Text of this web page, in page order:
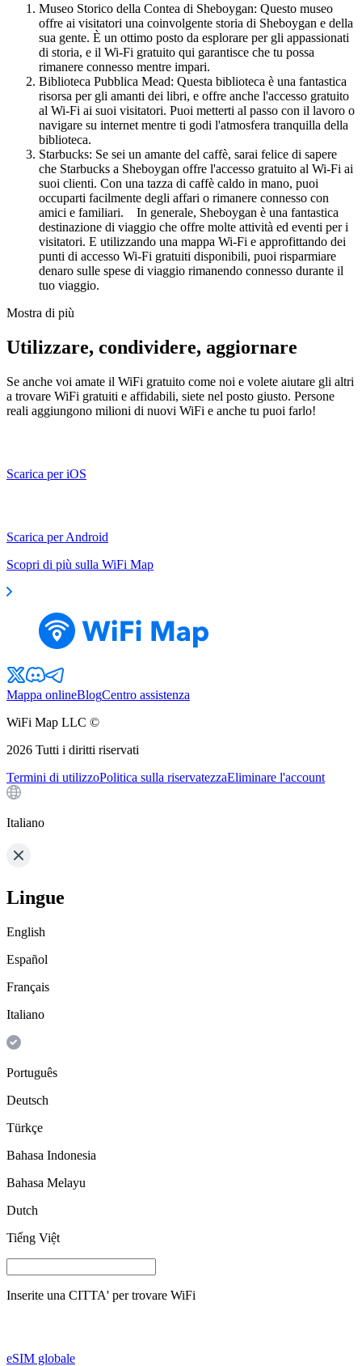
Museo Storico della Contea di Sheboygan: Questo museo
offre ai visitatori una coinvolgente storia di Sheboygan e della
sua gente. È un ottimo posto da esplorare per gli appassionati
di storia, e il Wi-Fi gratuito qui garantisce che tu possa
rimanere connesso mentre impari.
Biblioteca Pubblica Mead: Questa biblioteca è una fantastica
risorsa per gli amanti dei libri, e offre anche l'accesso gratuito
al Wi-Fi ai suoi visitatori. Puoi metterti al passo con il lavoro o
navigare su internet mentre ti godi l'atmosfera tranquilla della
biblioteca.
Starbucks: Se sei un amante del caffè, sarai felice di sapere
che Starbucks a Sheboygan offre l'accesso gratuito al Wi-Fi ai
suoi clienti. Con una tazza di caffè caldo in mano, puoi
occuparti facilmente degli affari o rimanere connesso con
amici e familiari. In generale, Sheboygan è una fantastica
destinazione di viaggio che offre molte attività ed eventi per i
visitatori. E utilizzando una mappa Wi-Fi e approfittando dei
punti di accesso Wi-Fi gratuiti disponibili, puoi risparmiare
denaro sulle spese di viaggio rimanendo connesso durante il
tuo viaggio.
Mostra di più
Utilizzare, condividere, aggiornare
Se anche voi amate il WiFi gratuito come noi e volete aiutare gli altri
a trovare WiFi gratuiti e affidabili, siete nel posto giusto. Persone
reali aggiungono milioni di nuovi WiFi e anche tu puoi farlo!
Scarica per iOS
Scarica per Android
Scopri di più sulla WiFi Map
Mappa onlineBlogCentro assistenza
WiFi Map LLC ©
2026 Tutti i diritti riservati
Termini di utilizzoPolitica sulla riservatezzaEliminare l'account
Italiano
Lingue
English
Español
Français
Italiano
Português
Deutsch
Türkçe
Bahasa Indonesia
Bahasa Melayu
Dutch
Tiếng Việt
Inserite una CITTA' per trovare WiFi
eSIM globale